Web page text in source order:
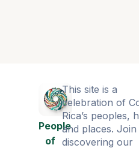
People
of
This site is a
celebration of
Rica’s peoples,
and places. Join
discovering our